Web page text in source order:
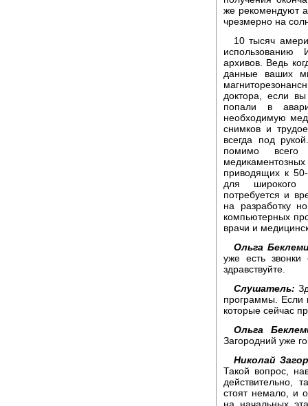
же рекомендуют
чрезмерно на
10 тысяч
использованию
архивов. Ведь
данные ваших
доктора, если
попали в
необходимую
снимков и
всегда под
помимо всего
приводящих к
для широкого
потребуется и
на разработку
компьютерных
врачи и
Ольга
уже есть звонки
здравствуйте.
Слушатель:
программы. Если
которые сейчас
Ольга
Загородний уже
Николай
Такой вопрос,
действительно,
стоят немало, и
на начальных